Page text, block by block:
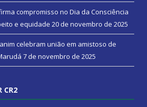
compromisso no Dia da Consciência
e equidade 20 de novembro de 2025
celebram união em amistoso de
7 de novembro de 2025
CR2